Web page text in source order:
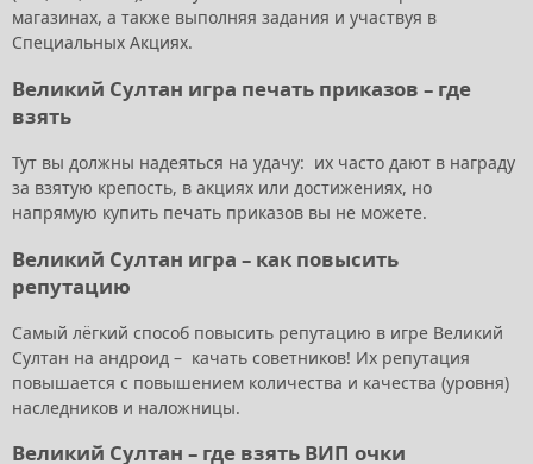
магазинах, а также выполняя задания и участвуя в
Специальных Акциях.
Великий Султан игра печать приказов – где
взять
Тут вы должны надеяться на удачу: их часто дают в награду
за взятую крепость, в акциях или достижениях, но
напрямую купить печать приказов вы не можете.
Великий Султан игра – как повысить
репутацию
Самый лёгкий способ повысить репутацию в игре Великий
Султан на андроид – качать советников! Их репутация
повышается с повышением количества и качества (уровня)
наследников и наложницы.
Великий Султан – где взять ВИП очки